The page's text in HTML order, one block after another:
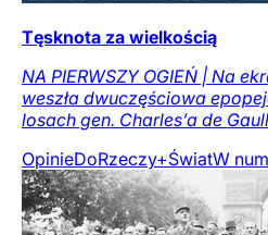
Tęsknota za wielkością
NA PIERWSZY OGIEŃ | Na
weszła dwuczęściowa
losach gen. Charles’a de
OpinieDoRzeczy+ŚwiatW